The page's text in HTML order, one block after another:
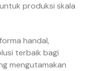
produksi skala
handal,
terbaik bagi
mengutamakan